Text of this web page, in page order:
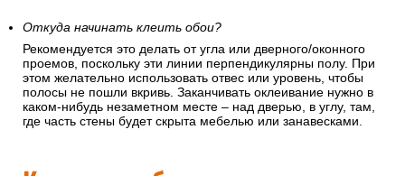
Откуда начинать клеить обои?
Рекомендуется это делать от угла или дверного/оконного
проемов, поскольку эти линии перпендикулярны полу. При
этом желательно использовать отвес или уровень, чтобы
полосы не пошли вкривь. Заканчивать оклеивание нужно в
каком-нибудь незаметном месте – над дверью, в углу, там,
где часть стены будет скрыта мебелью или занавесками.